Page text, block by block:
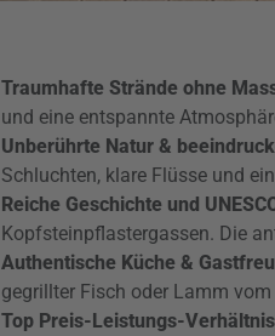
Traumhafte Strände ohne
und eine entspannte
Unberührte Natur &
Schluchten, klare Flüsse und
Reiche Geschichte und
Kopfsteinpflastergassen. Die
Authentische Küche &
gegrillter Fisch oder Lamm
Top Preis-Leistungs-Verhältnis